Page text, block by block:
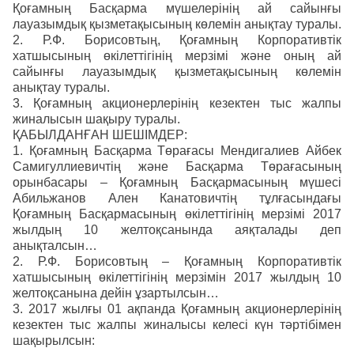
Қоғамның Басқарма мүшелерінің ай сайынғы
лауазымдық қызметақысының көлемін анықтау туралы.
2. Р.Ф. Борисовтың, Қоғамның Корпоративтік
хатшысының өкілеттігінің мерзімі және оның ай
сайынғы лауазымдық қызметақысының көлемін
анықтау туралы.
3. Қоғамның акционерлерінің кезектен тыс жалпы
жиналысын шақыру туралы.
ҚАБЫЛДАНҒАН ШЕШІМДЕР:
1. Қоғамның Басқарма Төрағасы Мендигалиев Айбек
Самигуллиевичтің және Басқарма Төрағасының
орынбасары – Қоғамның Басқармасының мүшесі
Абильжанов Ален Канатовичтің тұлғасындағы
Қоғамның Басқармасының өкілеттігінің мерзімі 2017
жылдың 10 желтоқсанында аяқталады деп
анықталсын…
2. Р.Ф. Борисовтың – Қоғамның Корпоративтік
хатшысының өкілеттігінің мерзімін 2017 жылдың 10
желтоқсанына дейін ұзартылсын…
3. 2017 жылғы 01 ақпанда Қоғамның акционерлерінің
кезектен тыс жалпы жиналысы келесі күн тәртібімен
шақырылсын: